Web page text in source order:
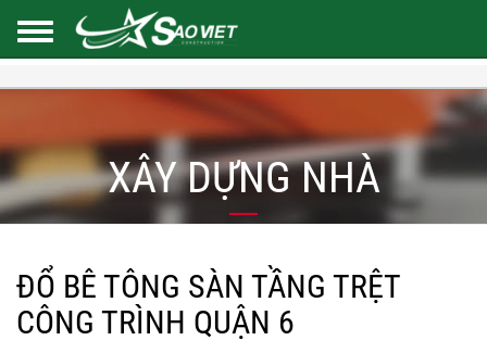
XÂY DỰNG NHÀ
ĐỔ BÊ TÔNG SÀN TẦNG TRỆT
CÔNG TRÌNH QUẬN 6